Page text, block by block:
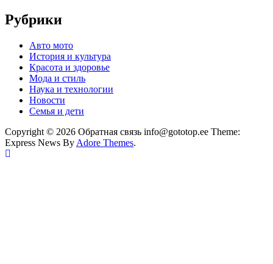
Рубрики
Авто мото
История и культура
Красота и здоровье
Мода и стиль
Наука и технологии
Новости
Семья и дети
Copyright © 2026 Обратная связь info@gototop.ee Theme:
Express News By Adore Themes.